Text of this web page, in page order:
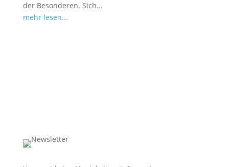
der Besonderen. Sich...
mehr lesen...